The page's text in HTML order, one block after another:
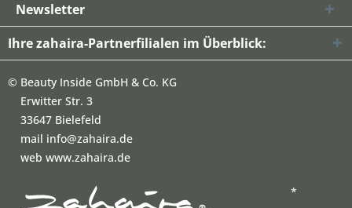
Newsletter
Ihre zahaira-Partnerfilialen im Überblick:
© Beauty Inside GmbH & Co. KG
Erwitter Str. 3
33647 Bielefeld
mail info@zahaira.de
web www.zahaira.de
*